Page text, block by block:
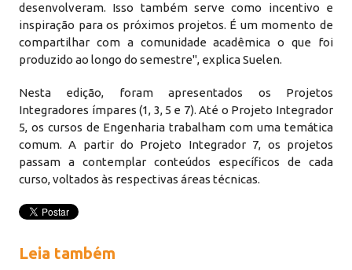
desenvolveram. Isso também serve como incentivo e
inspiração para os próximos projetos. É um momento de
compartilhar com a comunidade acadêmica o que foi
produzido ao longo do semestre", explica Suelen.
Nesta edição, foram apresentados os Projetos
Integradores ímpares (1, 3, 5 e 7). Até o Projeto Integrador
5, os cursos de Engenharia trabalham com uma temática
comum. A partir do Projeto Integrador 7, os projetos
passam a contemplar conteúdos específicos de cada
curso, voltados às respectivas áreas técnicas.
Leia também